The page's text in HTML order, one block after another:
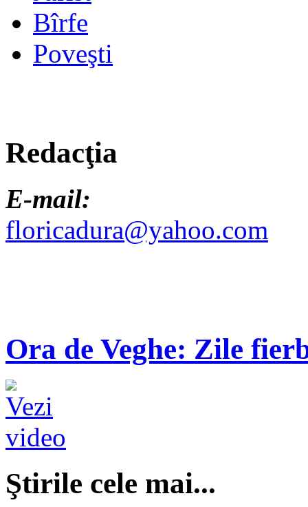
Bîrfe
Poveşti
Redacţia
E-mail:
floricadura@yahoo.com
Ora de Veghe: Zile
Ştirile cele mai...